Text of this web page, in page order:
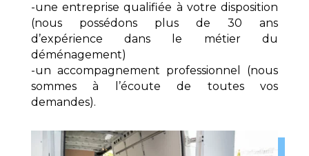
-une entreprise qualifiée à votre disposition
(nous possédons plus de 30 ans
d’expérience dans le métier du
déménagement)
-un accompagnement professionnel (nous
sommes à l’écoute de toutes vos
demandes).